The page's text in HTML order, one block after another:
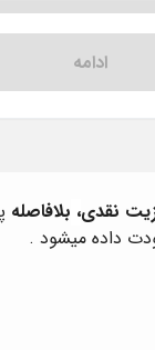
ادامه
نقدی، بلافاصله
داده میشود .